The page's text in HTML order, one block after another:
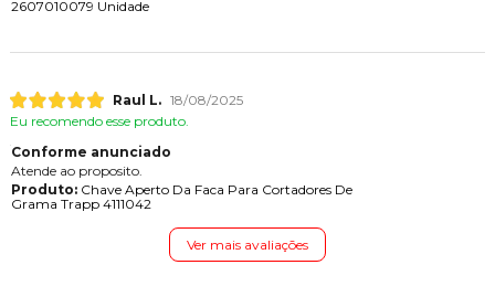
2607010079 Unidade
Raul L. 18/08/2025
Eu recomendo esse produto.
Conforme anunciado
Atende ao proposito.
Produto:Chave Aperto Da Faca Para Cortadores De
Grama Trapp 4111042
Ver mais avaliações